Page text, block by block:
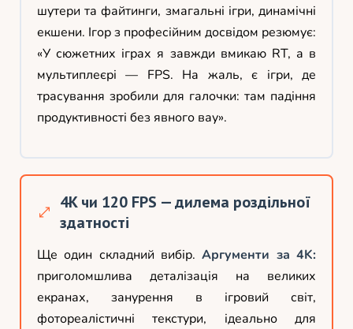
шутери та файтинги, змагальні ігри, динамічні
екшени. Ігор з професійним досвідом резюмує:
«У сюжетних іграх я завжди вмикаю RT, а в
мультиплеєрі — FPS. На жаль, є ігри, де
трасування зробили для галочки: там падіння
продуктивності без явного вау».
4K чи 120 FPS — дилема роздільної
здатності
Ще один складний вибір.Аргументи за 4K:
приголомшлива деталізація на великих
екранах, занурення в ігровий світ,
фотореалістичні текстури, ідеально для